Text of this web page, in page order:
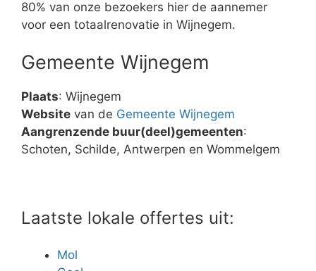
80% van onze bezoekers hier de aannemer
voor een totaalrenovatie in Wijnegem.
Gemeente Wijnegem
Plaats: Wijnegem
Website van de Gemeente Wijnegem
Aangrenzende buur(deel)gemeenten:
Schoten, Schilde, Antwerpen en Wommelgem
Laatste lokale offertes uit:
Mol